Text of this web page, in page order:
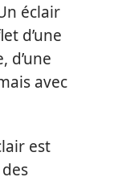
éclair
d’une
d’une
avec
est